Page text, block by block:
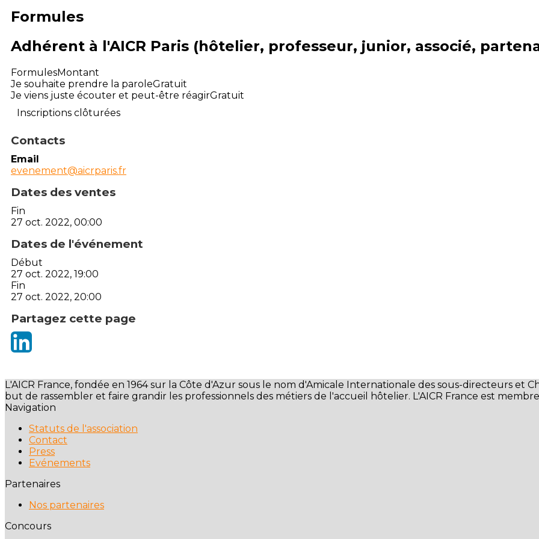
Formules
Adhérent à l'AICR Paris (hôtelier, professeur, junior, associé,
FormulesMontant
Je souhaite prendre la paroleGratuit
Je viens juste écouter et peut-être réagirGratuit
Inscriptions clôturées
Contacts
Email
evenement@aicrparis.fr
Dates des ventes
Fin
27 oct. 2022, 00:00
Dates de l'événement
Début
27 oct. 2022, 19:00
Fin
27 oct. 2022, 20:00
Partagez cette page
L'AICR France, fondée en 1964 sur la Côte d'Azur sous le nom d'Amicale Internationale des sous-directeurs et
but de rassembler et faire grandir les professionnels des métiers de l'accueil hôtelier. L'AICR France est
Navigation
Statuts de l'association
Contact
Press
Evénements
Partenaires
Nos partenaires
Concours